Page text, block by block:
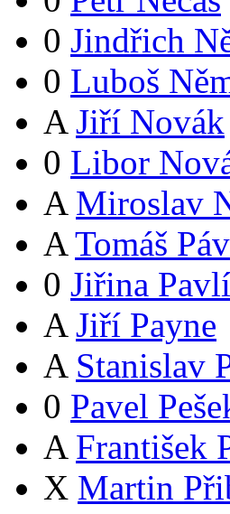
0 Jindřich
0 Luboš
A Jiří Novák
0 Libor
A Miroslav
A Tomáš Páv
0 Jiřina
A Jiří Payne
A Stanislav
0 Pavel
A František
X Martin